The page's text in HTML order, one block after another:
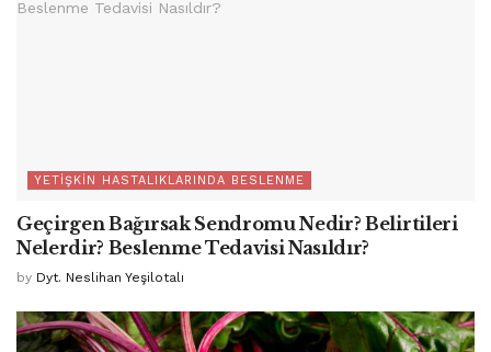
YETIŞKIN HASTALIKLARINDA BESLENME
Geçirgen Bağırsak Sendromu Nedir? Belirtileri
Nelerdir? Beslenme Tedavisi Nasıldır?
by Dyt. Neslihan Yeşilotalı